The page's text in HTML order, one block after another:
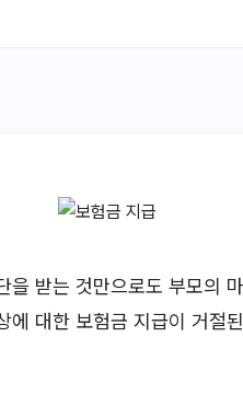
을 받는 것만으로도 부모의
에 대한 보험금 지급이 거절